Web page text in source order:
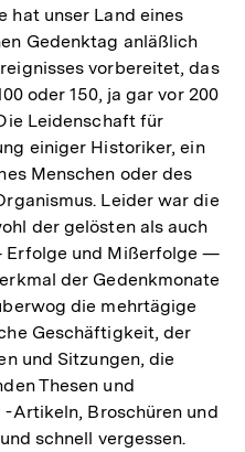
hat unser Land eines
Gedenktag anläßlich
vorbereitet, das
oder 150, ja gar vor 200
Leidenschaft für
einiger Historiker, ein
Menschen oder des
Leider war die
der gelösten als auch
Erfolge und Mißerfolge —
der Gedenkmonate
die mehrtägige
Geschäftigkeit, der
und Sitzungen, die
Thesen und
-Artikeln, Broschüren und
schnell vergessen.